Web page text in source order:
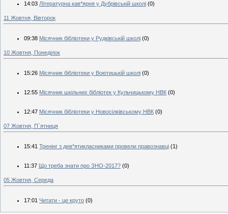
14:03 Літературна кав*ярня у Дубрівській школі (0)
11 Жовтня, Вівторок
09:38 Місячник бібліотеки у Рудківській школі (0)
10 Жовтня, Понеділок
15:26 Місячник бібліотеки у Воютицькій школі (0)
12:55 Місячник шкільних бібліотек у Кульчицькому НВК (0)
12:47 Місячник бібліотеки у Новосілківському НВК (0)
07 Жовтня, П`ятниця
15:41 Тренінг з дев*ятикласниками провели правознавці (1)
11:37 Що треба знати про ЗНО-2017? (0)
05 Жовтня, Середа
17:01 Читати - це круто (0)